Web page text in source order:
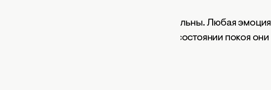
знака очень вспыльчивы и эмоциональны. Любая эмоция
на них как красная тряпка. А в состоянии покоя они